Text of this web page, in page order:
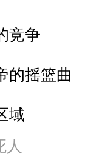
竞争
的摇篮曲
域
人